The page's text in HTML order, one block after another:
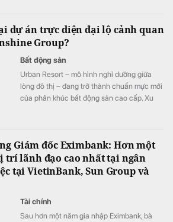
dự án trực diện đại lộ cảnh quan
Group?
Bất động sản
Urban Resort – mô hình nghỉ dưỡng giữa
lòng đô thị – đang trở thành chuẩn mực mới
của phân khúc bất động sản cao cấp. Xu
có.
Giám đốc Eximbank: Hơn một
trí lãnh đạo cao nhất tại ngân
tại VietinBank, Sun Group và
Tài chính
Sau hơn một năm gia nhập Eximbank, bà